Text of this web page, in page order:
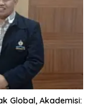
Global, Akademisi: